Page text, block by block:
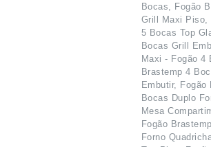
Bocas, Fogão
Grill Maxi Piso,
5 Bocas Top
Bocas Grill
Maxi - Fogão 4
Brastemp 4
Embutir, Fogão
Bocas Duplo
Mesa
Fogão
Forno